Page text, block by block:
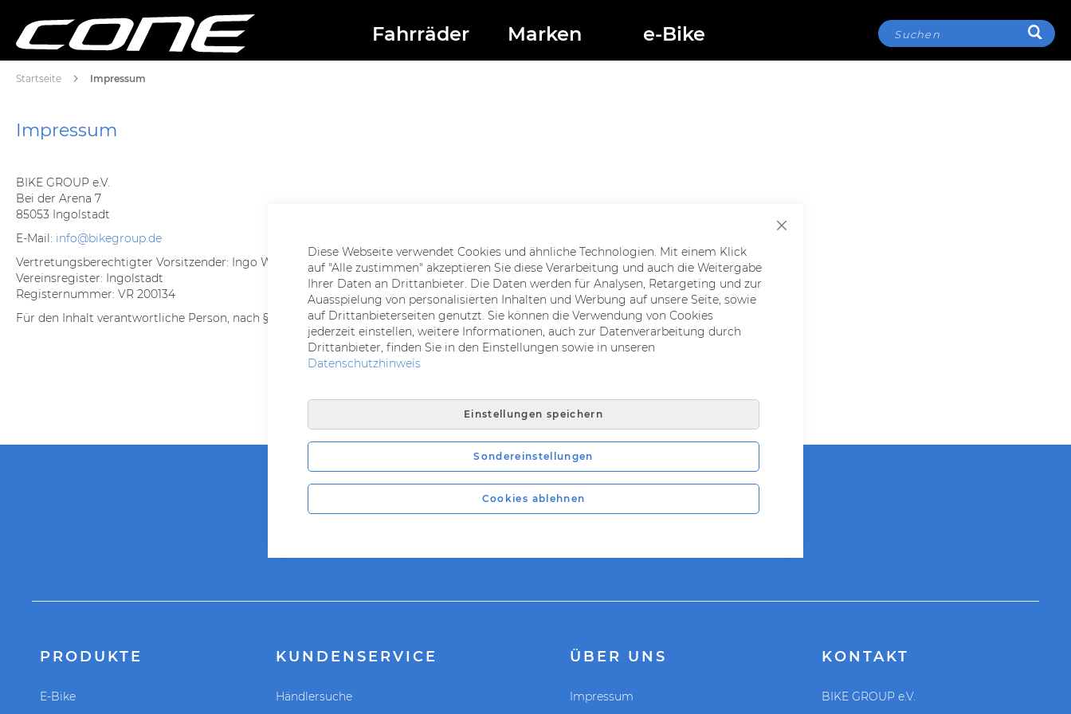
Diese Webseite verwendet Cookies und ähnliche Technologien. Mit einem Klick
auf "Alle zustimmen" akzeptieren Sie diese Verarbeitung und auch die Weitergabe
Ihrer Daten an Drittanbieter. Die Daten werden für Analysen, Retargeting und zur
Auasspielung von personalisierten Inhalten und Werbung auf unsere Seite, sowie
auf Drittanbieterseiten genutzt. Sie können die Verwendung von Cookies
jederzeit einstellen, weitere Informationen, auch zur Datenverarbeitung durch
Drittanbieter, finden Sie in den Einstellungen sowie in unseren
Datenschutzhinweis
Einstellungen speichern
Sondereinstellungen
Cookies ablehnen
Suche
Fahrräder Marken e-Bike
Startseite Impressum
Impressum
BIKE GROUP e.V.
Bei der Arena 7
85053 Ingolstadt
E-Mail: info@bikegroup.de
Vertretungsberechtigter Vorsitzender: Ingo Wahl
Vereinsregister: Ingolstadt
Registernummer: VR 200134
Für den Inhalt verantwortliche Person, nach §6 MDStV: Ingo Wahl, Sitz: Ingolstadt
CONE BIKES
PRODUKTE
E-Bike
KUNDENSERVICE
Händlersuche
ÜBER UNS
Impressum
KONTAKT
BIKE GROUP e.V.